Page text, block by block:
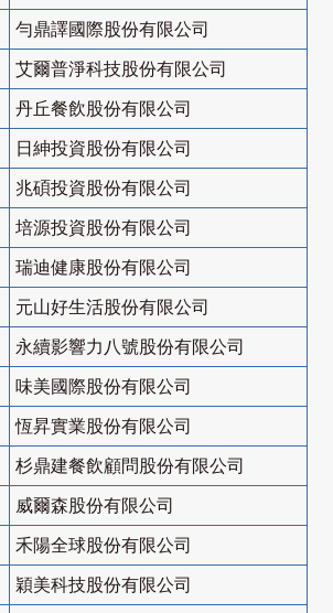
勻鼎譯國際股份有限公司
艾爾普淨科技股份有限公司
丹丘餐飲股份有限公司
日紳投資股份有限公司
兆碩投資股份有限公司
培源投資股份有限公司
瑞迪健康股份有限公司
元山好生活股份有限公司
永續影響力八號股份有限公司
味美國際股份有限公司
恆昇實業股份有限公司
杉鼎建餐飲顧問股份有限公司
威爾森股份有限公司
禾陽全球股份有限公司
穎美科技股份有限公司